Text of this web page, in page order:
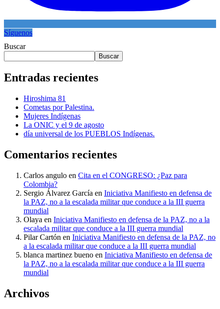
Síguenos
Buscar
Buscar
Entradas recientes
Hiroshima 81
Cometas por Palestina.
Mujeres Indígenas
La ONIC y el 9 de agosto
día universal de los PUEBLOS Indígenas.
Comentarios recientes
Carlos angulo en Cita en el CONGRESO: ¿Paz para
Colombia?
Sergio Álvarez García en Iniciativa Manifiesto en defensa de
la PAZ, no a la escalada militar que conduce a la III guerra
mundial
Olaya en Iniciativa Manifiesto en defensa de la PAZ, no a la
escalada militar que conduce a la III guerra mundial
Pilar Cartón en Iniciativa Manifiesto en defensa de la PAZ, no
a la escalada militar que conduce a la III guerra mundial
blanca martinez bueno en Iniciativa Manifiesto en defensa de
la PAZ, no a la escalada militar que conduce a la III guerra
mundial
Archivos